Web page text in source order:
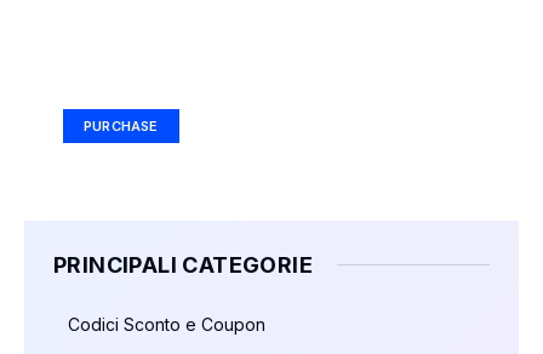
PURCHASE
PRINCIPALI CATEGORIE
Codici Sconto e Coupon